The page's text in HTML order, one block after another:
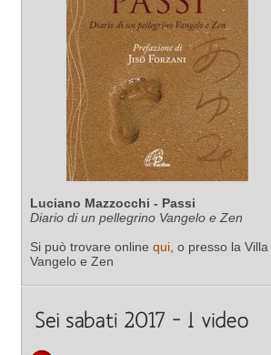
Luciano Mazzocchi - Passi
Diario di un pellegrino Vangelo e Zen
Si può trovare online qui , o presso la Villa
Vangelo e Zen